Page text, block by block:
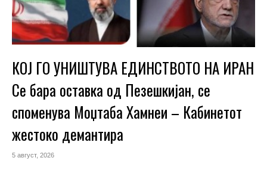
КОЈ ГО УНИШТУВА ЕДИНСТВОТО НА ИРАН
Се бара оставка од Пезешкијан, се
споменува Моџтаба Хамнеи – Кабинетот
жестоко демантира
5 август, 2026